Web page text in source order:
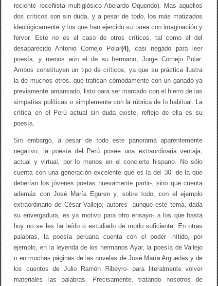
reciente receñista multiglósico Abelardo Oquendo). Mas aquellos
dos críticos son sin duda, y a pesar de todo, los más matizados
ideológicamente y los que han ejercido su tarea con imaginación y
fervor. Este no es el caso de otros críticos, tal como el del
desaparecido Antonio Cornejo Polar(4), casi negado para leer
poesía, y menos aún el de su hermano, Jorge Cornejo Polar.
Ambos constituyen un tipo de críticos, ya que su práctica ilustra
la de muchos otros, que trafican cómodamente con un ganado ya
previamente amansado, listo para ser marcado con el hierro de las
simpatías políticas o simplemente con la rúbrica de lo habitual. La
crítica en el Perú actual sin duda existe, reflejo de ella es su
poesía.
Sin embargo, a pesar de todo este panorama aparentemente
negativo, la poesía del Perú posee una extraordinaria ventaja,
actual y virtual, por lo menos en el concierto hispano. No sólo
cuenta con una generación excelente que es la del 30 -de la que
deberían los jóvenes poetas nuevamente partir-, sino que cuenta
además con José María Eguren y, sobre todo, con el ejemplo
extraordinario de César Vallejo; autores -aunque este tema, dada
su envergadura, es ya motivo para otro ensayo- a los que hasta
hoy no se les ha leído o estudiado de modo suficiente. En otras
palabras, la poesía peruana cuenta con el poder -nítido, por
ejemplo, en la leyenda de los hermanos Ayar, la poesía de Vallejo
o en muchas páginas de las novelas de José María Arguedas y de
los cuentos de Julio Ramón Ribeyro- para literalmente volver
materiales las palabras. Precisamente, tratando nosotros de